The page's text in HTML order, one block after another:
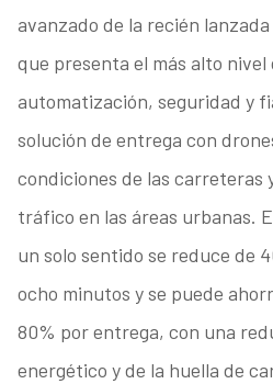
avanzado de la recién
que presenta el más alto nivel
automatización, seguridad y
solución de entrega con
condiciones de las carreteras
tráfico en las áreas urbanas.
un solo sentido se reduce de
ocho minutos y se puede
80% por entrega, con una
energético y de la huella de